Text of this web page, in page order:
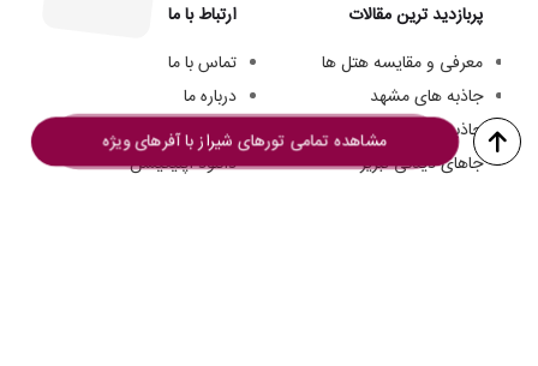
مشاهده تمامی تورهای شیراز با آفرهای ویژه
پربازدید ترین مقالات
معرفی و مقایسه هتل ها
جاذبه های مشهد
جاذبه های کیش
جاهای دیدنی تبریز
ارتباط با ما
تماس با ما
درباره ما
تیم ما
دانلود اپلیکیشن